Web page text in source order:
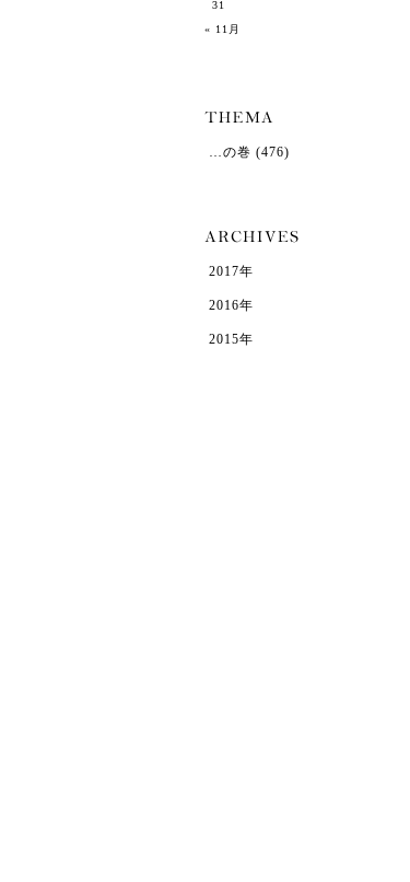
« 11月
31
…の巻 (476)
2017年
2016年
2015年